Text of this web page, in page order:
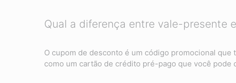
Qual a diferença entre vale-presente
O cupom de desconto é um código promocional
como um cartão de crédito pré-pago que você pode